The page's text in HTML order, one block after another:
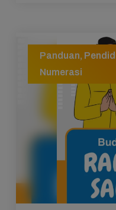
Panduan,
Numerasi